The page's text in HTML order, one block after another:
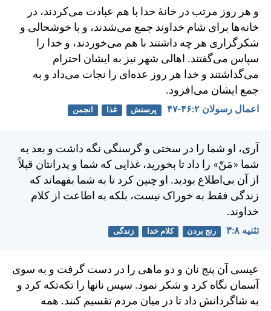
و هر روز مرتب در خانهٔ خدا با هم عبادت می‌كردند، در
خانه‌ها برای شام خداوند جمع می‌شدند، و با خوشحالی و
شكرگزاری هر چه داشتند با هم می‌خوردند، و خدا را
سپاس می‌گفتند. اهالی شهر نيز به ايشان احترام
می‌گذاشتند و خدا هر روز عده‌ای را نجات می‌داد و به
جمع ايشان می‌افزود.
اعمال رسولان ۲:‏۴۶-‏۴۷ پرستش غذا انجمن
آری، او شما را در سختی و گرسنگی نگه داشت و بعد به
شما «مَنّ» را داد تا بخوريد، غذايی كه شما و پدرانتان قبلاً
از آن بی‌اطلاع بوديد. او چنين كرد تا به شما بفهماند كه
زندگی فقط به خوراک نيست، بلكه به اطاعت از كلام
خداوند.
تثنيه ۸:‏۳ رنج بردن کلام خدا زندگی
عيسی آن پنج نان و دو ماهی را در دست گرفت و به سوی
آسمان نگاه كرد و شكر نمود. سپس نانها را تكه‌تكه كرد و
به شاگردانش داد تا در ميان مردم تقسيم كنند. همه